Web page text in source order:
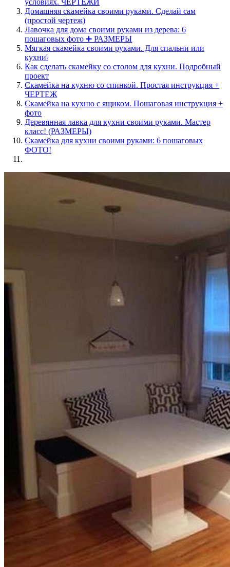
Домашняя скамейка своими руками. Сделай сам
(простой чертеж)
Лавочка для дома своими руками из дерева: 6
пошаговых фото ➕ РАЗМЕРЫ
Мягкая скамейка своими руками. Для спальни или
кухни❕
Как сделать скамейку со столом для кухни. Подробный
проект
Скамейка на кухню со спинкой. Простая инструкция +
ЧЕРТЕЖ
Скамейка на кухню с ящиком. Пошаговая инструкция +
фото
Деревянная лавка для кухни своими руками. Мастер
класс! (РАЗМЕРЫ)
Скамейка для кухни своими руками: 6 пошаговых
ФОТО!